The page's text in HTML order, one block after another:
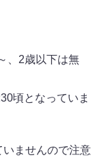
、2歳以下は無
頃となっていま
ませんので注意